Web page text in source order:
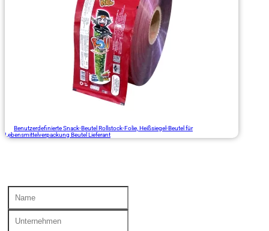
Benutzerdefinierte Snack-Beutel Rollstock-Folie, Heißsiegel-Beutel für
Lebensmittelverpackung Beutel Lieferant